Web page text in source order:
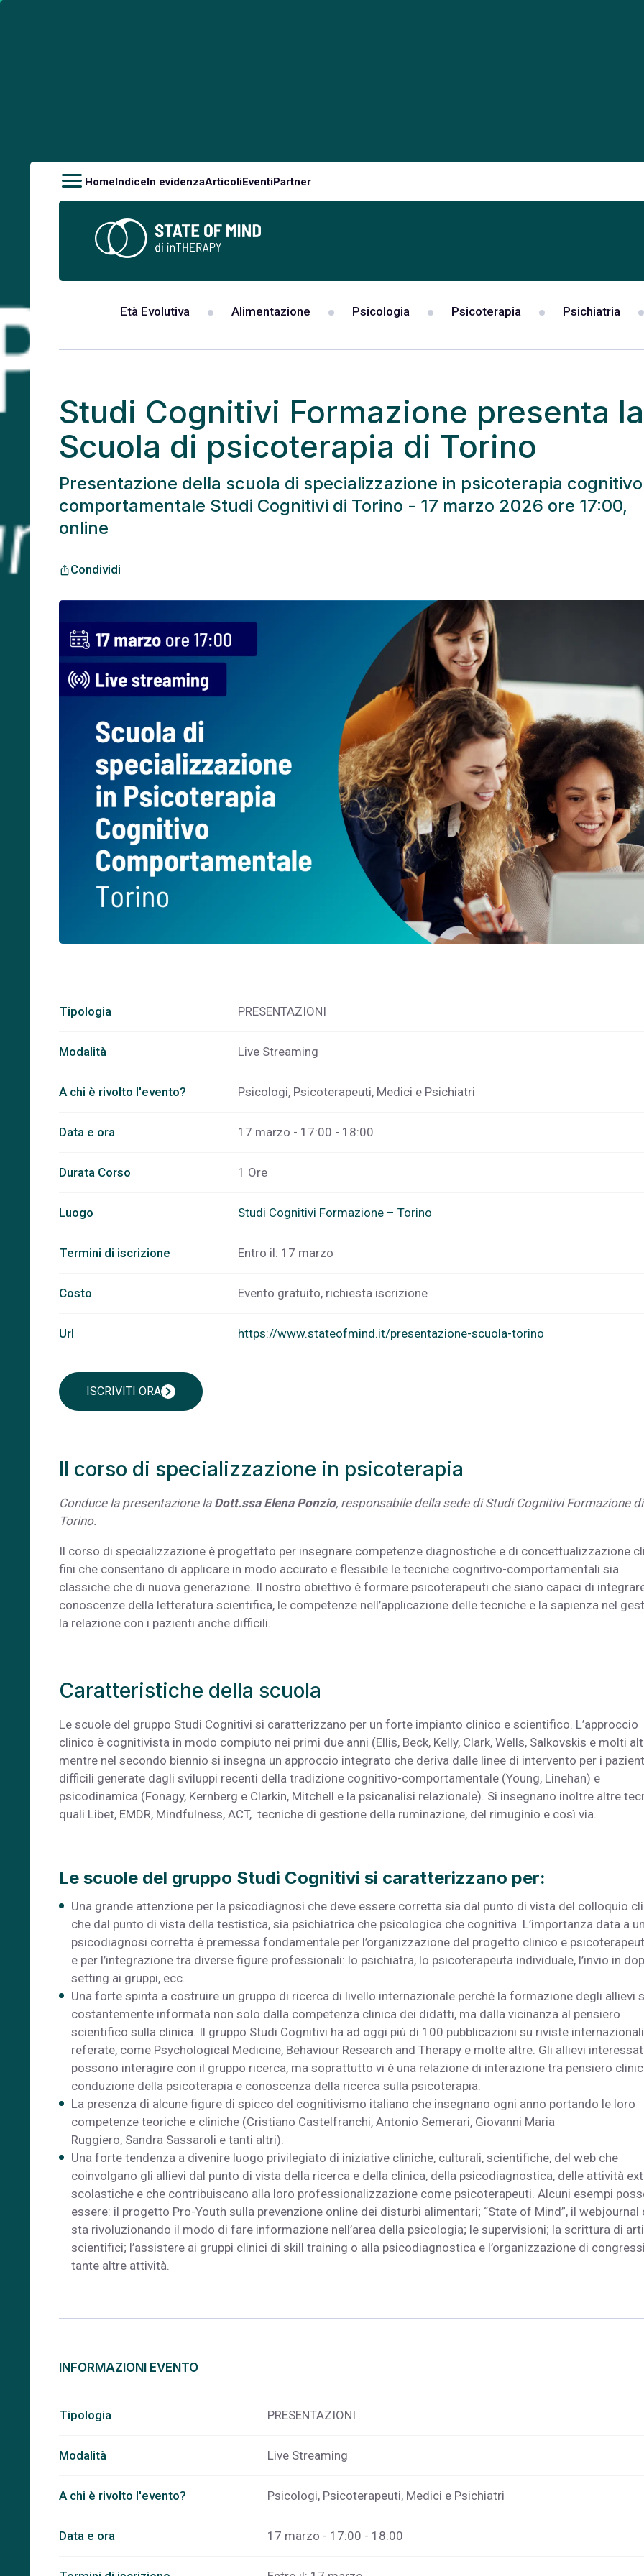
HomeIndiceIn evidenzaArticoliEventiPartner
Età Evolutiva Alimentazione Psicologia Psicoterapia Psichiatria
Studi Cognitivi Formazione presenta la
Scuola di psicoterapia di Torino
Presentazione della scuola di specializzazione in psicoterapia cognitivo
comportamentale Studi Cognitivi di Torino - 17 marzo 2026 ore 17:00,
online
ios_shareCondividi
Tipologia PRESENTAZIONI
Modalità Live Streaming
A chi è rivolto l'evento? Psicologi, Psicoterapeuti, Medici e Psichiatri
Data e ora 17 marzo - 17:00 - 18:00
Durata Corso 1 Ore
Luogo Studi Cognitivi Formazione – Torino
Termini di iscrizione Entro il: 17 marzo
Costo Evento gratuito, richiesta iscrizione
Url https://www.stateofmind.it/presentazione-scuola-torino
ISCRIVITI ORAchevron_right
Il corso di specializzazione in psicoterapia
Conduce la presentazione la Dott.ssa Elena Ponzio, responsabile della sede di Studi Cognitivi Formazione di
Torino.
Il corso di specializzazione è progettato per insegnare competenze diagnostiche e di concettualizzazione
fini che consentano di applicare in modo accurato e flessibile le tecniche cognitivo-comportamentali sia
classiche che di nuova generazione. Il nostro obiettivo è formare psicoterapeuti che siano capaci di
conoscenze della letteratura scientifica, le competenze nell’applicazione delle tecniche e la sapienza nel
la relazione con i pazienti anche difficili.
Caratteristiche della scuola
Le scuole del gruppo Studi Cognitivi si caratterizzano per un forte impianto clinico e scientifico. L’approccio
clinico è cognitivista in modo compiuto nei primi due anni (Ellis, Beck, Kelly, Clark, Wells, Salkovskis e molti
mentre nel secondo biennio si insegna un approccio integrato che deriva dalle linee di intervento per i
difficili generate dagli sviluppi recenti della tradizione cognitivo-comportamentale (Young, Linehan) e
psicodinamica (Fonagy, Kernberg e Clarkin, Mitchell e la psicanalisi relazionale). Si insegnano inoltre altre
quali Libet, EMDR, Mindfulness, ACT, tecniche di gestione della ruminazione, del rimuginio e così via.
Le scuole del gruppo Studi Cognitivi si caratterizzano per:
Una grande attenzione per la psicodiagnosi che deve essere corretta sia dal punto di vista del colloquio
che dal punto di vista della testistica, sia psichiatrica che psicologica che cognitiva. L’importanza data a
psicodiagnosi corretta è premessa fondamentale per l’organizzazione del progetto clinico e
e per l’integrazione tra diverse figure professionali: lo psichiatra, lo psicoterapeuta individuale, l’invio in
setting ai gruppi, ecc.
Una forte spinta a costruire un gruppo di ricerca di livello internazionale perché la formazione degli allievi
costantemente informata non solo dalla competenza clinica dei didatti, ma dalla vicinanza al pensiero
scientifico sulla clinica. Il gruppo Studi Cognitivi ha ad oggi più di 100 pubblicazioni su riviste internazionali
referate, come Psychological Medicine, Behaviour Research and Therapy e molte altre. Gli allievi
possono interagire con il gruppo ricerca, ma soprattutto vi è una relazione di interazione tra pensiero
conduzione della psicoterapia e conoscenza della ricerca sulla psicoterapia.
La presenza di alcune figure di spicco del cognitivismo italiano che insegnano ogni anno portando le loro
competenze teoriche e cliniche (Cristiano Castelfranchi, Antonio Semerari, Giovanni Maria
Ruggiero, Sandra Sassaroli e tanti altri).
Una forte tendenza a divenire luogo privilegiato di iniziative cliniche, culturali, scientifiche, del web che
coinvolgano gli allievi dal punto di vista della ricerca e della clinica, della psicodiagnostica, delle attività
scolastiche e che contribuiscano alla loro professionalizzazione come psicoterapeuti. Alcuni esempi
essere: il progetto Pro-Youth sulla prevenzione online dei disturbi alimentari; “State of Mind”, il webjournal
sta rivoluzionando il modo di fare informazione nell’area della psicologia; le supervisioni; la scrittura di
scientifici; l’assistere ai gruppi clinici di skill training o alla psicodiagnostica e l’organizzazione di
tante altre attività.
INFORMAZIONI EVENTO
Tipologia PRESENTAZIONI
Modalità Live Streaming
A chi è rivolto l'evento? Psicologi, Psicoterapeuti, Medici e Psichiatri
Data e ora 17 marzo - 17:00 - 18:00